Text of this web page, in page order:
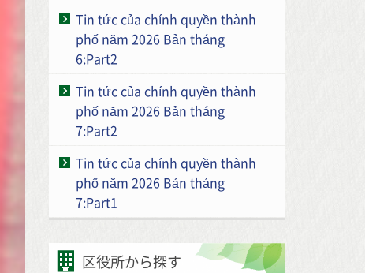
Tin tức của chính quyền thành
phố năm 2026 Bản tháng
6:Part2
Tin tức của chính quyền thành
phố năm 2026 Bản tháng
7:Part2
Tin tức của chính quyền thành
phố năm 2026 Bản tháng
7:Part1
区役所から探す